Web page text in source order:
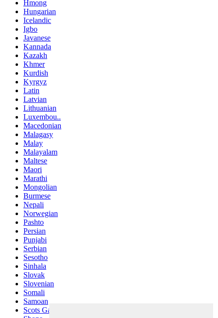
Hmong
Hungarian
Icelandic
Igbo
Javanese
Kannada
Kazakh
Khmer
Kurdish
Kyrgyz
Latin
Latvian
Lithuanian
Luxembou..
Macedonian
Malagasy
Malay
Malayalam
Maltese
Maori
Marathi
Mongolian
Burmese
Nepali
Norwegian
Pashto
Persian
Punjabi
Serbian
Sesotho
Sinhala
Slovak
Slovenian
Somali
Samoan
Scots Gaelic